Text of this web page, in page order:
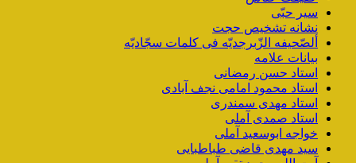
سیر حبّی
نشانه تشخیص حجت
ألصّحیفه الزّبرجدیّه فی کلمات سجّادیّه
بیانات علامه
استاد حسن رمضانی
استاد محمود امامی نجف آبادی
استاد مهدی سمندری
استاد صمدی آملی
خواجه ابوسعید آملی
سید مهدی قاضی طباطبایی